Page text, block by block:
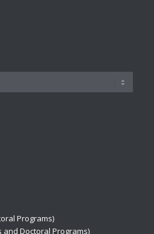
Programs)
Doctoral Programs)